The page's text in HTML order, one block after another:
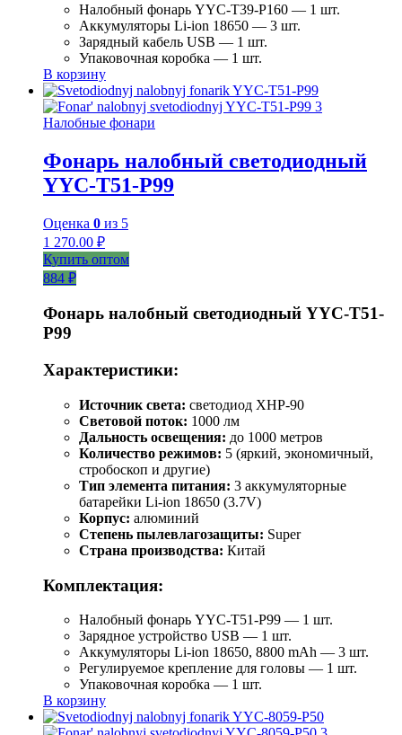
Налобный фонарь YYC-T39-P160 — 1 шт.
Аккумуляторы Li-ion 18650 — 3 шт.
Зарядный кабель USB — 1 шт.
Упаковочная коробка — 1 шт.
В корзину
Налобные фонари
Фонарь налобный светодиодный
YYC-T51-P99
Оценка 0 из 5
1 270.00 ₽
Купить оптом
884 ₽
Фонарь налобный светодиодный YYC-T51-
P99
Характеристики:
Источник света: светодиод XHP-90
Световой поток: 1000 лм
Дальность освещения: до 1000 метров
Количество режимов: 5 (яркий, экономичный,
стробоскоп и другие)
Тип элемента питания: 3 аккумуляторные
батарейки Li-ion 18650 (3.7V)
Корпус: алюминий
Степень пылевлагозащиты: Super
Страна производства: Китай
Комплектация:
Налобный фонарь YYC-T51-P99 — 1 шт.
Зарядное устройство USB — 1 шт.
Аккумуляторы Li-ion 18650, 8800 mAh — 3 шт.
Регулируемое крепление для головы — 1 шт.
Упаковочная коробка — 1 шт.
В корзину